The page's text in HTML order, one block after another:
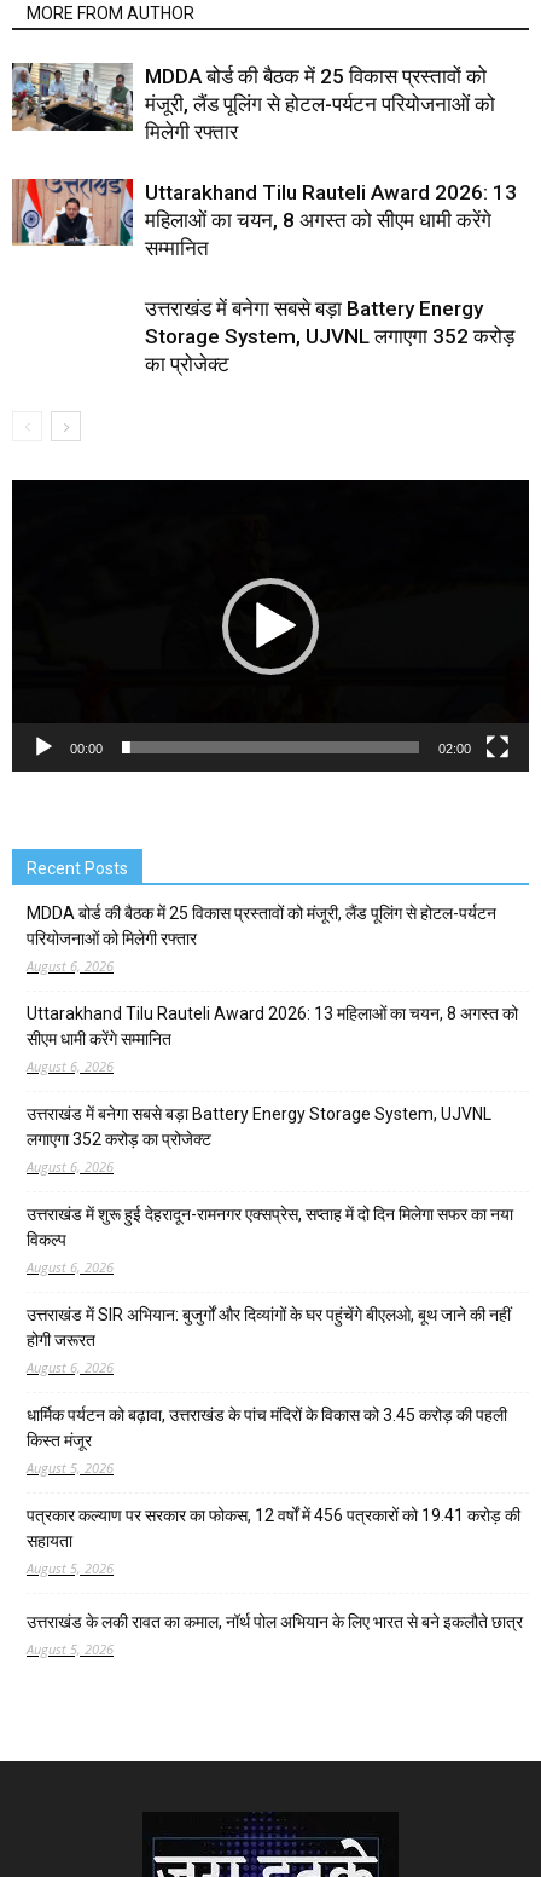
MORE FROM AUTHOR
MDDA बोर्ड की बैठक में 25 विकास प्रस्तावों को
मंजूरी, लैंड पूलिंग से होटल-पर्यटन परियोजनाओं को
मिलेगी रफ्तार
Uttarakhand Tilu Rauteli Award 2026: 13
महिलाओं का चयन, 8 अगस्त को सीएम धामी करेंगे
सम्मानित
उत्तराखंड में बनेगा सबसे बड़ा Battery Energy
Storage System, UJVNL लगाएगा 352 करोड़
का प्रोजेक्ट
00:00 02:00
Recent Posts
MDDA बोर्ड की बैठक में 25 विकास प्रस्तावों को मंजूरी, लैंड पूलिंग से होटल-पर्यटन
परियोजनाओं को मिलेगी रफ्तार
August 6, 2026
Uttarakhand Tilu Rauteli Award 2026: 13 महिलाओं का चयन, 8 अगस्त को
सीएम धामी करेंगे सम्मानित
August 6, 2026
उत्तराखंड में बनेगा सबसे बड़ा Battery Energy Storage System, UJVNL
लगाएगा 352 करोड़ का प्रोजेक्ट
August 6, 2026
उत्तराखंड में शुरू हुई देहरादून-रामनगर एक्सप्रेस, सप्ताह में दो दिन मिलेगा सफर का नया
विकल्प
August 6, 2026
उत्तराखंड में SIR अभियान: बुजुर्गों और दिव्यांगों के घर पहुंचेंगे बीएलओ, बूथ जाने की नहीं
होगी जरूरत
August 6, 2026
धार्मिक पर्यटन को बढ़ावा, उत्तराखंड के पांच मंदिरों के विकास को 3.45 करोड़ की पहली
किस्त मंजूर
August 5, 2026
पत्रकार कल्याण पर सरकार का फोकस, 12 वर्षों में 456 पत्रकारों को 19.41 करोड़ की
सहायता
August 5, 2026
उत्तराखंड के लकी रावत का कमाल, नॉर्थ पोल अभियान के लिए भारत से बने इकलौते छात्र
August 5, 2026